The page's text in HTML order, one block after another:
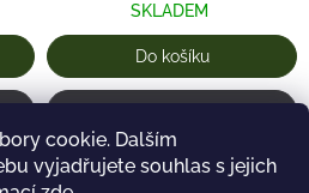
cookie. Dalším
vyjadřujete souhlas s jejich
SKLADEM
Do košíku